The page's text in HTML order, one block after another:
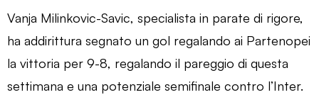
Vanja Milinkovic-Savic, specialista in parate di rigore,
ha addirittura segnato un gol regalando ai Partenopei
la vittoria per 9-8, regalando il pareggio di questa
settimana e una potenziale semifinale contro l’Inter.